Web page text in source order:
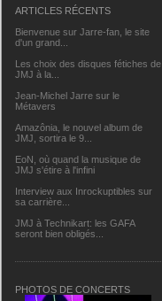
ARTICLES RÉCENTS
Bienvenue sur Jarre-fan, le site
d'un grand...
Les choix des disques fétiches de
JMJ à la...
Jean-Michel Jarre sur le
Métavers
Amazônia, le nouvel album de
JMJ, sortira le 9...
EoN, où quand la musique de
JMJ s'étire à l'infini
Interview aux Inrockuptibles sur
sa carrière...
JMJ à Technikart: les GAFA
seront bien obligés...
PHOTOS DE CONCERTS